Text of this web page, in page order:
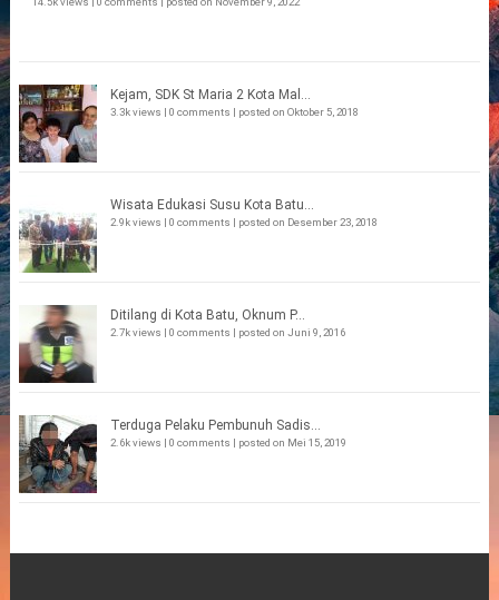
Kejam, SDK St Maria 2 Kota Mal...
3.3k views | 0 comments | posted on Oktober 5, 2018
Wisata Edukasi Susu Kota Batu...
2.9k views | 0 comments | posted on Desember 23, 2018
Ditilang di Kota Batu, Oknum P...
2.7k views | 0 comments | posted on Juni 9, 2016
Terduga Pelaku Pembunuh Sadis...
2.6k views | 0 comments | posted on Mei 15, 2019